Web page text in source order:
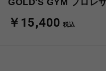
GOLD'S GYM プロレ
￥15,400 税込